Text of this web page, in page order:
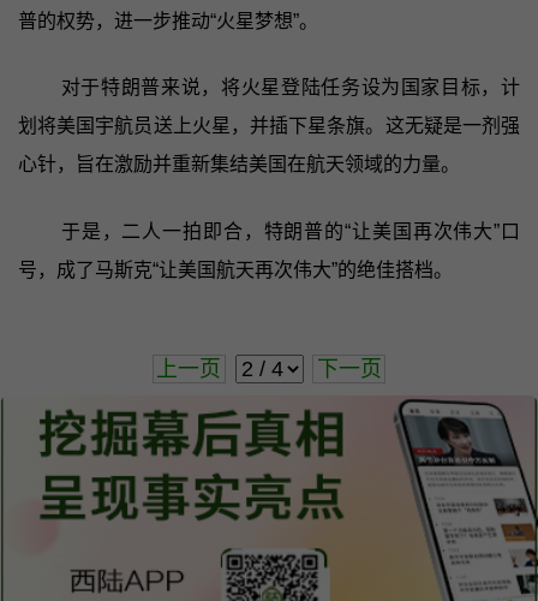
普的权势，进一步推动“火星梦想”。
对于特朗普来说，将火星登陆任务设为国家目标，计
划将美国宇航员送上火星，并插下星条旗。这无疑是一剂强
心针，旨在激励并重新集结美国在航天领域的力量。
于是，二人一拍即合，特朗普的“让美国再次伟大”口
号，成了马斯克“让美国航天再次伟大”的绝佳搭档。
上一页 下一页